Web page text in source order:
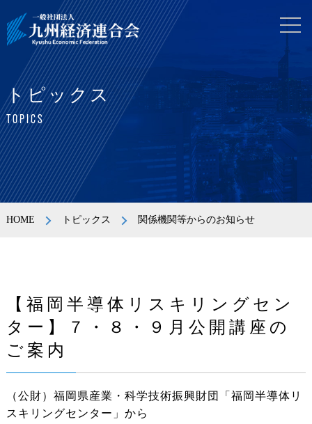
トピックス
TOPICS
HOME トピックス 関係機関等からのお知らせ
【福岡半導体リスキリングセン
ター】７・８・９月公開講座の
ご案内
（公財）福岡県産業・科学技術振興財団「福岡半導体リ
スキリングセンター」から